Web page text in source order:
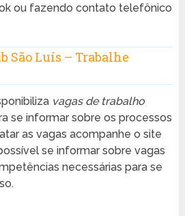
ou fazendo contato telefônico
São Luís – Trabalhe
vagas de trabalho
se informar sobre os processos
as vagas acompanhe o site
se informar sobre vagas
necessárias para se